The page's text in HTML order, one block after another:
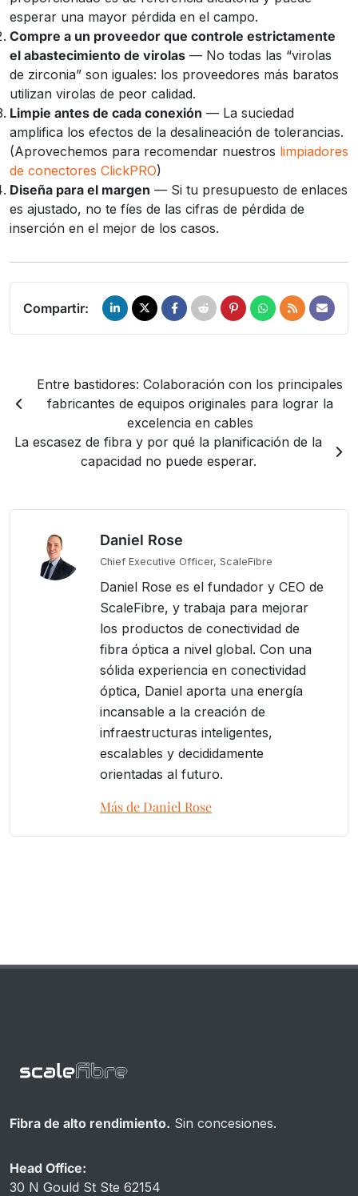
esperar una mayor pérdida en el campo.
Compre a un proveedor que controle estrictamente
el abastecimiento de virolas — No todas las “virolas
de zirconia” son iguales: los proveedores más baratos
utilizan virolas de peor calidad.
Limpie antes de cada conexión — La suciedad
amplifica los efectos de la desalineación de tolerancias.
(Aprovechemos para recomendar nuestros limpiadores
de conectores ClickPRO)
Diseña para el margen — Si tu presupuesto de enlaces
es ajustado, no te fíes de las cifras de pérdida de
inserción en el mejor de los casos.
Compartir:
Entre bastidores: Colaboración con los principales
fabricantes de equipos originales para lograr la
excelencia en cables
La escasez de fibra y por qué la planificación de la
capacidad no puede esperar.
Daniel Rose
Chief Executive Officer, ScaleFibre
Daniel Rose es el fundador y CEO de
ScaleFibre, y trabaja para mejorar
los productos de conectividad de
fibra óptica a nivel global. Con una
sólida experiencia en conectividad
óptica, Daniel aporta una energía
incansable a la creación de
infraestructuras inteligentes,
escalables y decididamente
orientadas al futuro.
Más de Daniel Rose
Fibra de alto rendimiento. Sin concesiones.
Head Office:
30 N Gould St Ste 62154